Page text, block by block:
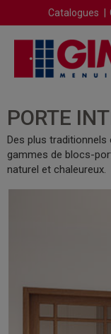
Catalogues
PORTE
Des plus
gammes de blocs-
naturel et chaleureux.